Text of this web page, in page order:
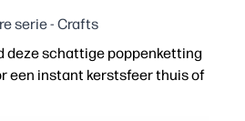
serie - Crafts
deze schattige poppenketting
een instant kerstsfeer thuis of